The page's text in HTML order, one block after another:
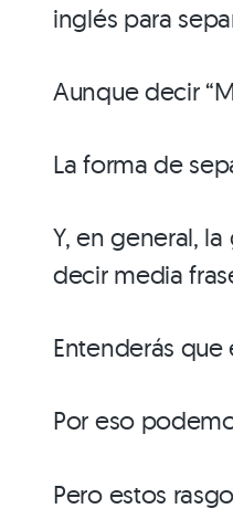
inglés para
Aunque decir
La forma de
Y, en general,
decir media
Entenderás
Por eso
Pero estos